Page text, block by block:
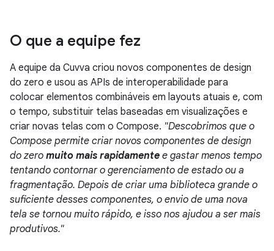
O que a equipe fez
A equipe da Cuvva criou novos componentes de design
do zero e usou as APIs de interoperabilidade para
colocar elementos combináveis em layouts atuais e, com
o tempo, substituir telas baseadas em visualizações e
criar novas telas com o Compose. "Descobrimos que o
Compose permite criar novos componentes de design
do zero muito mais rapidamente e gastar menos tempo
tentando contornar o gerenciamento de estado ou a
fragmentação. Depois de criar uma biblioteca grande o
suficiente desses componentes, o envio de uma nova
tela se tornou muito rápido, e isso nos ajudou a ser mais
produtivos."